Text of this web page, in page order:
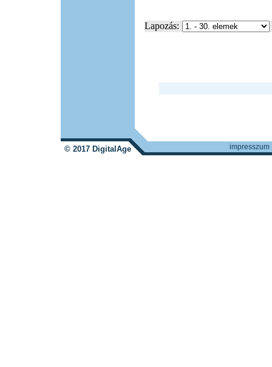
Lapozás:
© 2017 DigitalAge impresszum